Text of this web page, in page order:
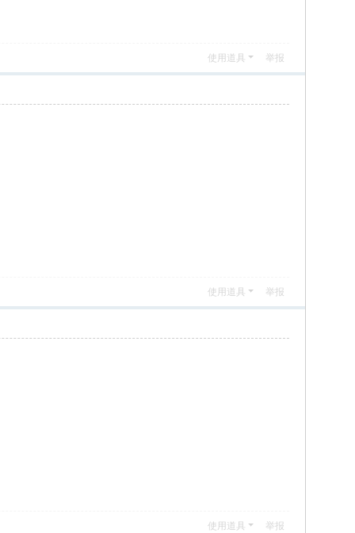
使用道具 举报
使用道具 举报
使用道具 举报